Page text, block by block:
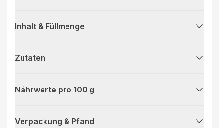
Inhalt & Füllmenge
Zutaten
Nährwerte pro 100 g
Verpackung & Pfand